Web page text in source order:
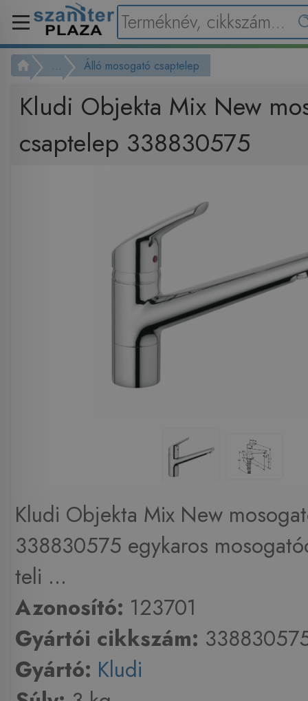
... Álló mosogató csaptelep
Kludi Objekta Mix New
csaptelep 338830575
Kludi Objekta Mix New
338830575 egykaros
teli ...
Azonosító: 123701
Gyártói cikkszám:
Gyártó: Kludi